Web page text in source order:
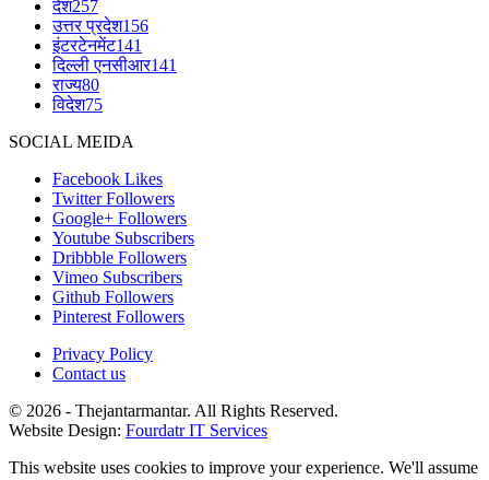
देश257
उत्तर प्रदेश156
इंटरटेनमेंट141
दिल्ली एनसीआर141
राज्य80
विदेश75
SOCIAL MEIDA
Facebook Likes
Twitter Followers
Google+ Followers
Youtube Subscribers
Dribbble Followers
Vimeo Subscribers
Github Followers
Pinterest Followers
Privacy Policy
Contact us
© 2026 - Thejantarmantar. All Rights Reserved.
Website Design: Fourdatr IT Services
This website uses cookies to improve your experience. We'll assume